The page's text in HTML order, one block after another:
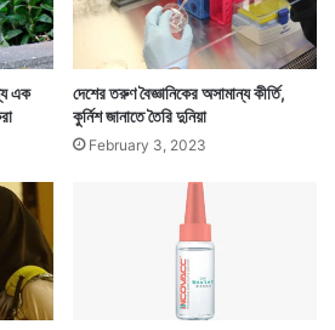
৩৩৬ জন। দেশে অ্যাকটিভ রোগীর
এক
দেশের তরুণ বৈজ্ঞানিকের অসামান্য কীর্তি,
কুর্নিশ জানাতে তৈরি দুনিয়া
February 3, 2023